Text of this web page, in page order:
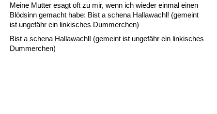
Meine Mutter esagt oft zu mir, wenn ich wieder einmal einen
Blödsinn gemacht habe: Bist a schena Hallawachl! (gemeint
ist ungefähr ein linkisches Dummerchen)
Bist a schena Hallawachl! (gemeint ist ungefähr ein linkisches
Dummerchen)